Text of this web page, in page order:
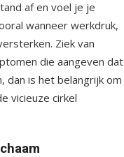
af en voel je je
wanneer werkdruk,
Ziek van
die aangeven dat
is het belangrijk om
vicieuze cirkel